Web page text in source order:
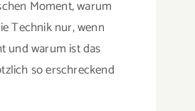
Moment, warum
Technik nur, wenn
und warum ist das
so erschreckend